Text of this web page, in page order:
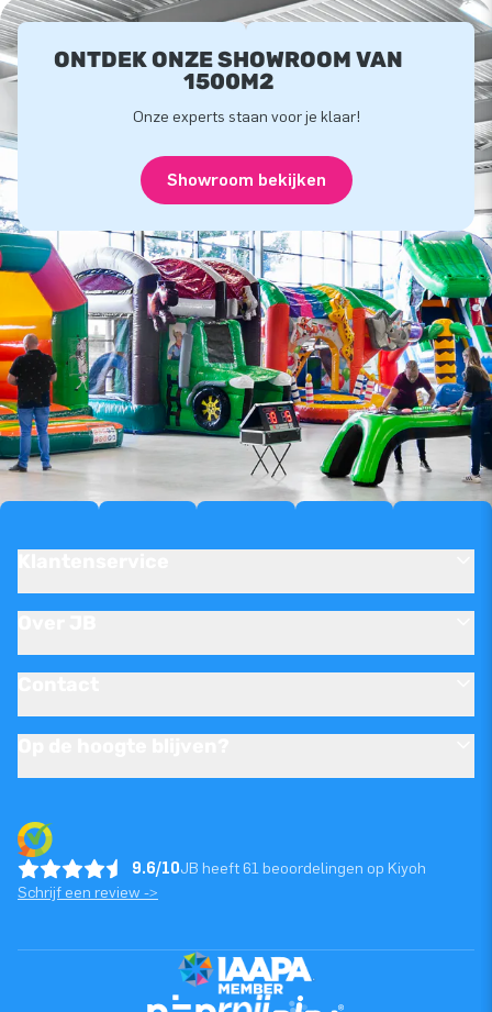
ONTDEK ONZE SHOWROOM VAN
1500M2
Onze experts staan voor je klaar!
Showroom bekijken
9.6/10JB heeft 61 beoordelingen op Kiyoh
Schrijf een review ->